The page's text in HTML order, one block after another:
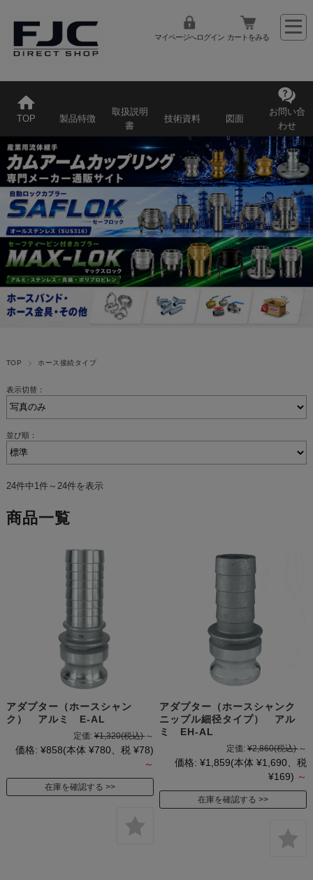
マイページへログイン カートをみる
TOP 製品特徴
取扱説明
書
技術資料 図面
お問い合
わせ
TOP ホース接続タイプ
表示切替：
並び順：
24件中1件～24件を表示
商品一覧
アダプター（ホースシャン
ク） アルミ E-AL
定価: ¥1,320(税込) ～
価格: ¥858(本体 ¥780、税 ¥78)
～
在庫を確認する
アダプター（ホースシャンク
ニップル細径タイプ） アル
ミ EH-AL
定価: ¥2,860(税込) ～
価格: ¥1,859(本体 ¥1,690、税
¥169) ～
在庫を確認する